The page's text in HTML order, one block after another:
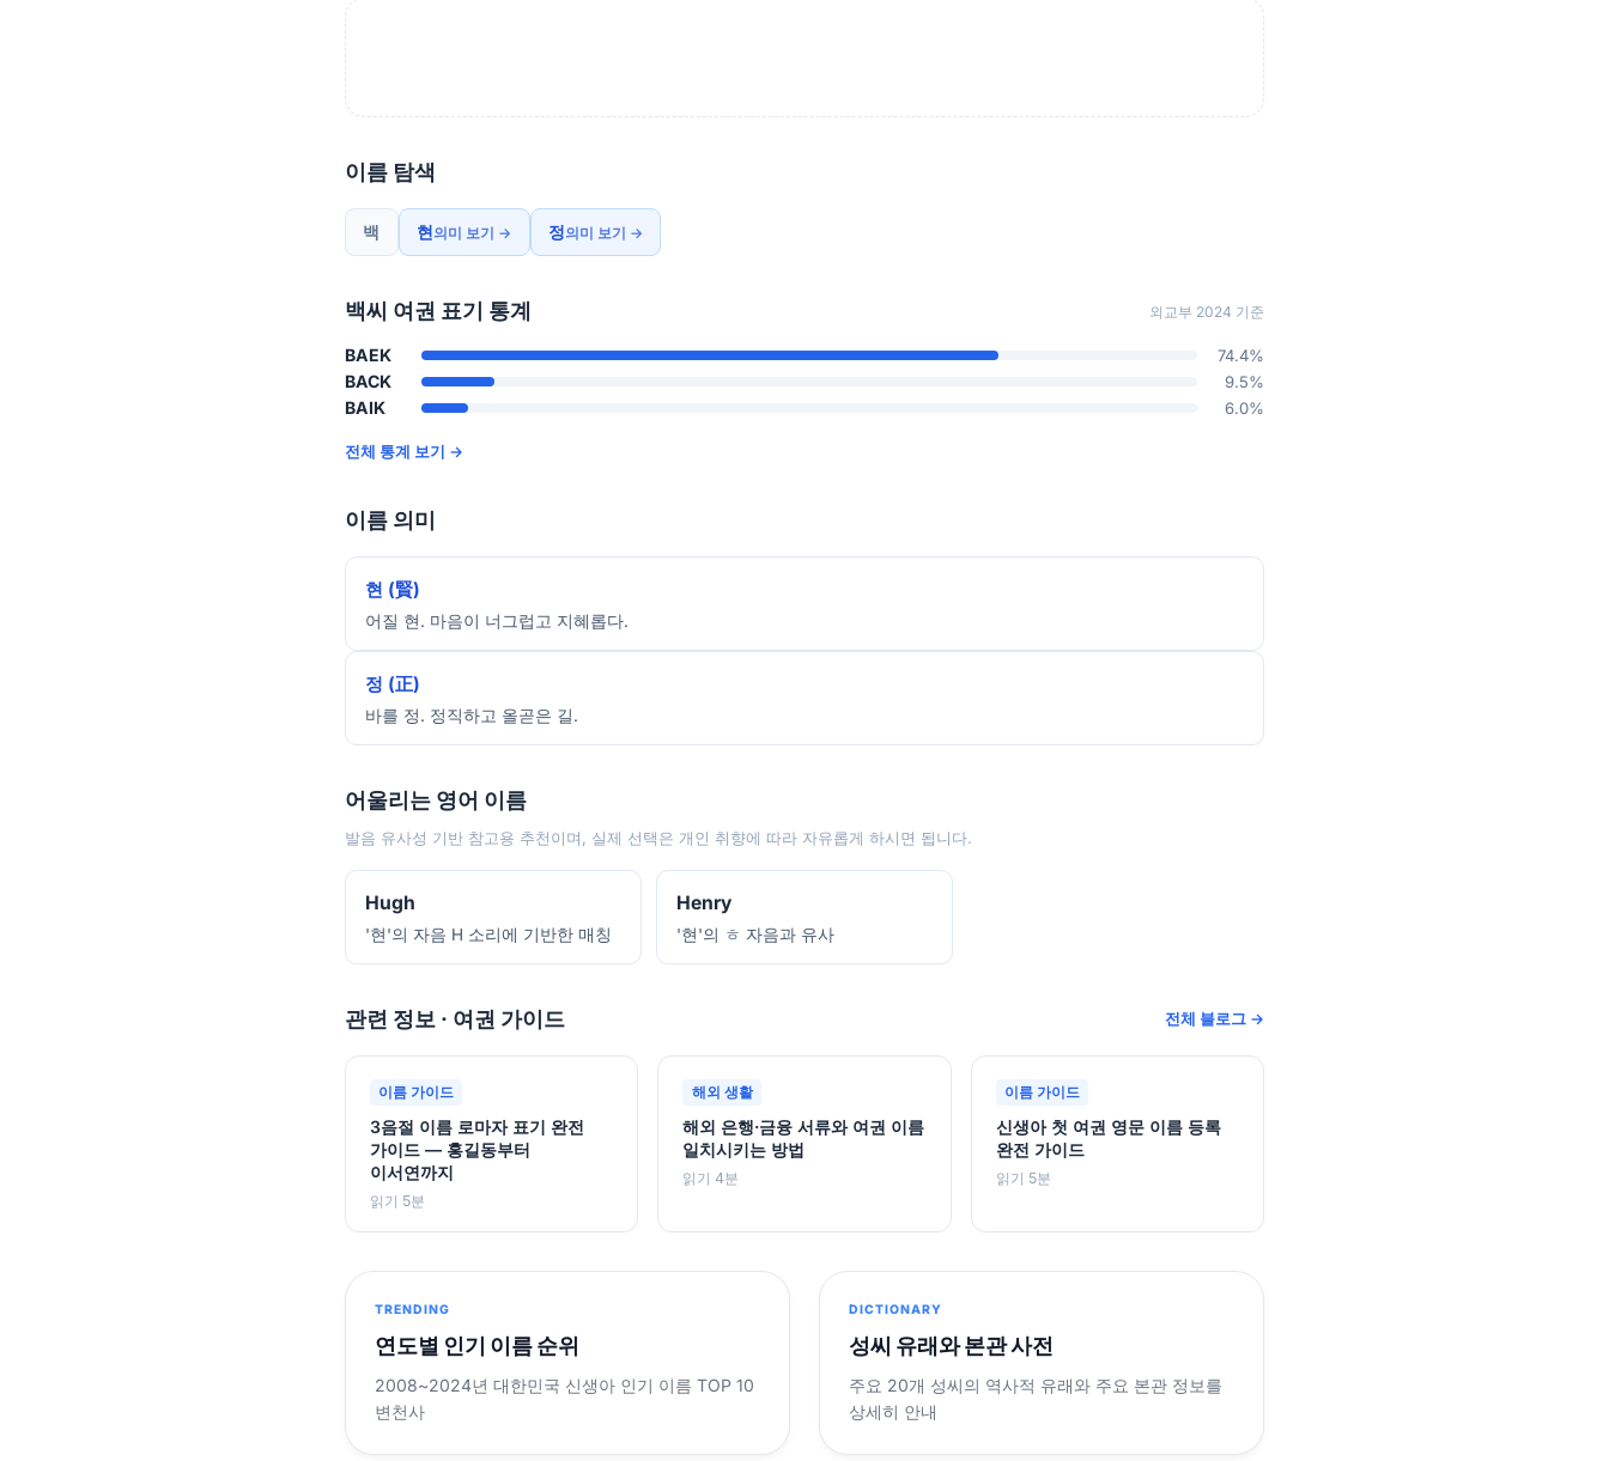
이름 탐색
백 현의미 보기 → 정의미 보기 →
백씨 여권 표기 통계 외교부 2024 기준
BAEK 74.4%
BACK 9.5%
BAIK 6.0%
전체 통계 보기 →
이름 의미
현 (賢)
어질 현. 마음이 너그럽고 지혜롭다.
정 (正)
바를 정. 정직하고 올곧은 길.
어울리는 영어 이름
발음 유사성 기반 참고용 추천이며, 실제 선택은 개인 취향에 따라 자유롭게 하시면 됩니다.
Hugh
'현'의 자음 H 소리에 기반한 매칭
Henry
'현'의 ㅎ 자음과 유사
관련 정보 · 여권 가이드 전체 블로그 →
이름 가이드
3음절 이름 로마자 표기 완전
가이드 — 홍길동부터
이서연까지
읽기 5분
해외 생활
해외 은행·금융 서류와 여권 이름
일치시키는 방법
읽기 4분
이름 가이드
신생아 첫 여권 영문 이름 등록
완전 가이드
읽기 5분
TRENDING
연도별 인기 이름 순위
2008~2024년 대한민국 신생아 인기 이름 TOP 10
변천사
DICTIONARY
성씨 유래와 본관 사전
주요 20개 성씨의 역사적 유래와 주요 본관 정보를
상세히 안내